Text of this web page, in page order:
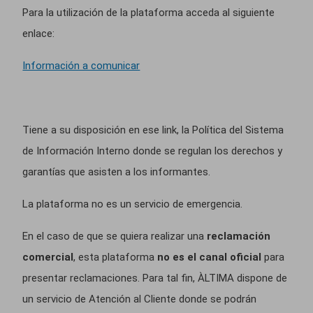
Para la utilización de la plataforma acceda al siguiente
enlace:
Información a comunicar
Tiene a su disposición en ese link, la Política del Sistema
de Información Interno donde se regulan los derechos y
garantías que asisten a los informantes.
La plataforma no es un servicio de emergencia.
En el caso de que se quiera realizar una reclamación
comercial, esta plataforma no es el canal oficial para
presentar reclamaciones. Para tal fin, ÀLTIMA dispone de
un servicio de Atención al Cliente donde se podrán